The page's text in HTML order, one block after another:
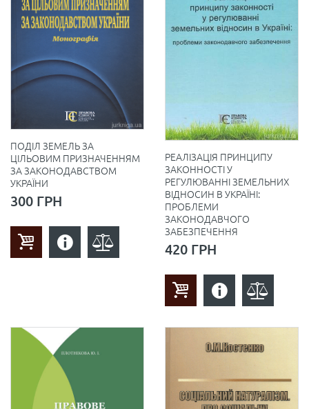
ПОДІЛ ЗЕМЕЛЬ ЗА
ЦІЛЬОВИМ ПРИЗНАЧЕННЯМ
ЗА ЗАКОНОДАВСТВОМ
УКРАЇНИ
300 ГРН
РЕАЛІЗАЦІЯ ПРИНЦИПУ
ЗАКОННОСТІ У
РЕГУЛЮВАННІ ЗЕМЕЛЬНИХ
ВІДНОСИН В УКРАЇНІ:
ПРОБЛЕМИ
ЗАКОНОДАВЧОГО
ЗАБЕЗПЕЧЕННЯ
420 ГРН